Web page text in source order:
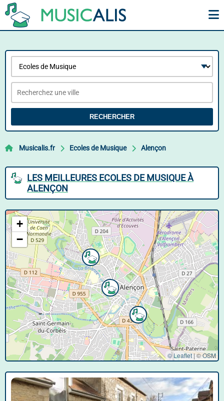
RECHERCHER
Musicalis.fr Ecoles de Musique Alençon
LES MEILLEURES ECOLES DE MUSIQUE À
ALENÇON
+
−
© Leaflet|©OSM